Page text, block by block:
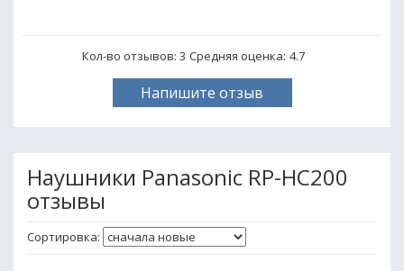
Кол-во отзывов: 3 Средняя оценка: 4.7
Напишите отзыв
Наушники Panasonic RP-HC200
отзывы
Сортировка: